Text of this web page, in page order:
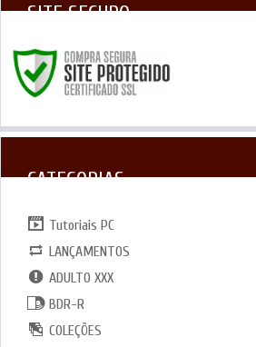
SITE SEGURO
CATEGORIAS
Tutoriais PC
LANÇAMENTOS
ADULTO XXX
BDR-R
COLEÇÕES